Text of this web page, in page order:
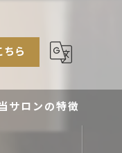
ら
サロンの特徴